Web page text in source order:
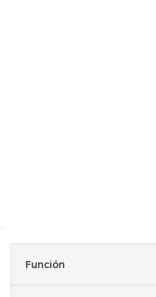
Función